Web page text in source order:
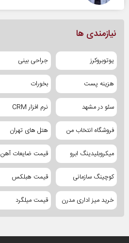
نیازمندی ها
یوتوبروکرز جراحی بینی
هزینه پست بخورات
سئو در مشهد نرم افزار CRM
فروشگاه انتخاب من هتل های تهران
میکروبلیدینگ ابرو قیمت ضایعات آهن
کوچینگ سازمانی قیمت هبلکس
خرید میز اداری مدرن قیمت میلگرد